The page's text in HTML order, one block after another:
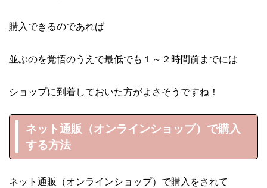
購入できるのであれば
並ぶのを覚悟のうえで最低でも１～２時間前までには
ショップに到着しておいた方がよさそうですね！
ネット通販（オンラインショップ）で購入
する方法
ネット通販（オンラインショップ）で購入をされて